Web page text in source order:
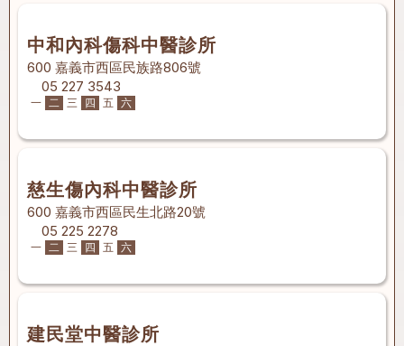
中和內科傷科中醫診所
600 嘉義市西區民族路806號
05 227 3543
一 二 三 四 五 六
慈生傷內科中醫診所
600 嘉義市西區民生北路20號
05 225 2278
一 二 三 四 五 六
建民堂中醫診所